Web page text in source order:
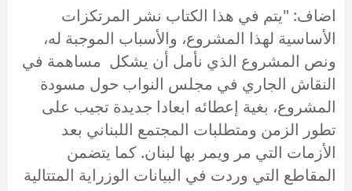
اضاف: "يتم في هذا الكتاب نشر المرتكزات
الأساسية لهذا المشروع، والأسباب الموجبة له،
ونص المشروع الذي نأمل أن يشكل مساهمة في
النقاش الجاري في مجلس النواب حول مسودة
المشروع، بغية إعطائه ابعادا جديدة تجيب على
تطور الزمن ومتطلبات المجتمع اللبناني بعد
الأزمات التي مر ويمر بها لبنان. كما يتضمن
المقاطع التي وردت في البيانات الوزراية المتتالية